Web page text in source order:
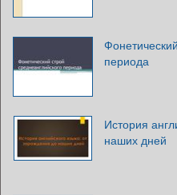
периода
История
наших дней